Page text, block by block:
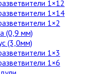
1×12
1×14
1×2
(0,9 мм)
(3,0мм)
1×3
1×6